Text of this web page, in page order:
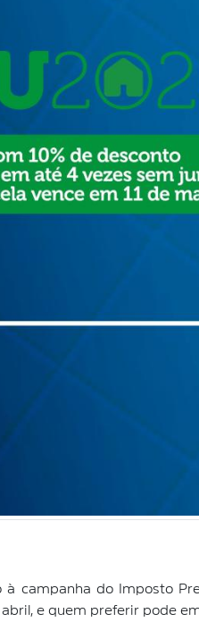
campanha do Imposto
e quem preferir pode